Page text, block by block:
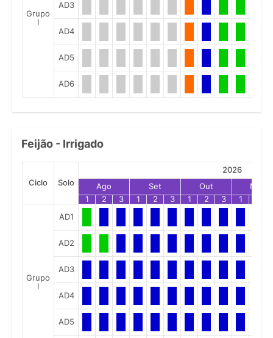
Grupo
I
AD3
AD4
AD5
AD6
Feijão - Irrigado
Ciclo Solo
2026
Ago
Set Out
Nov
1
2 3 1 2 3 1 2 3 1
Grupo
I
AD1
AD2
AD3
AD4
AD5